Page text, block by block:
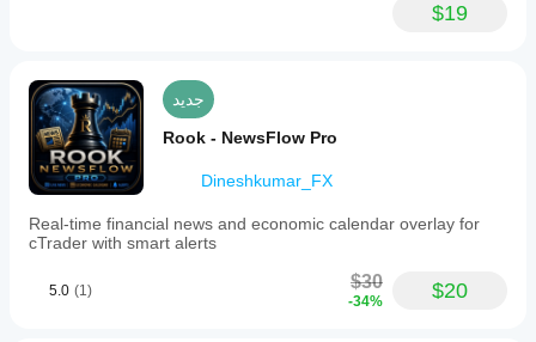
$19
جديد
Rook - NewsFlow Pro
Dineshkumar_FX
Real-time financial news and economic calendar overlay for
cTrader with smart alerts
5.0 (1) $30
-34% $20